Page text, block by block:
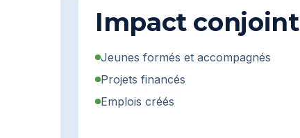
Impact conjoint
Jeunes formés et accompagnés
Projets financés
Emplois créés